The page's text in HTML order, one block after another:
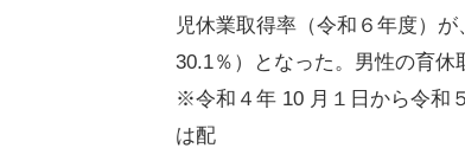
児休業取得率（令和６年度）
30.1％）となった。男性の育休
※令和４年 10 月１日から令和
は配